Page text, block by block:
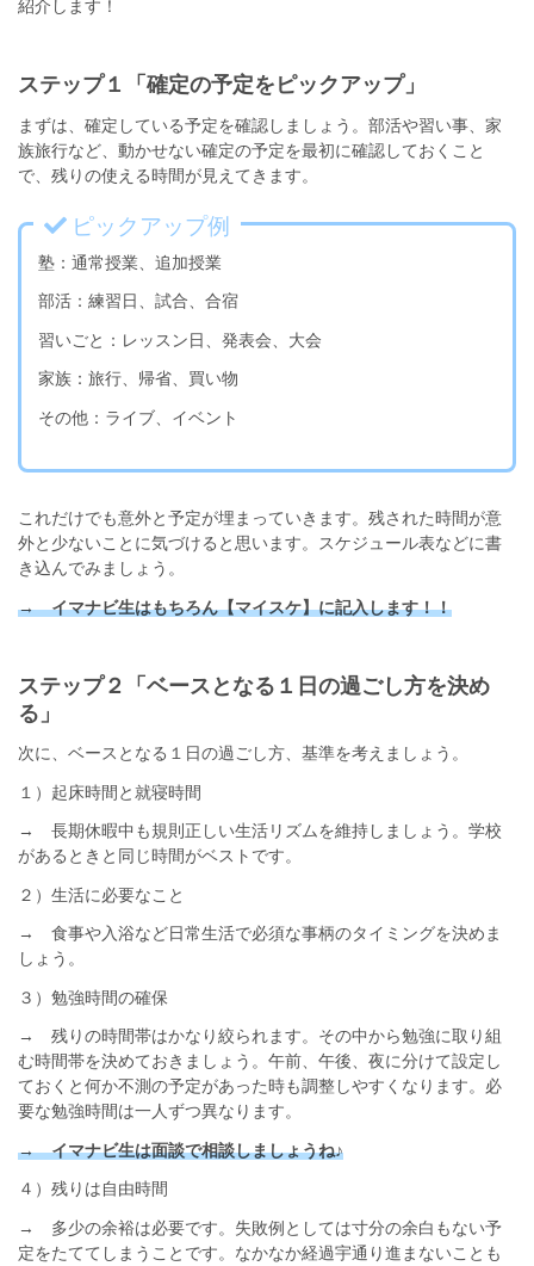
紹介します！
ステップ１「確定の予定をピックアップ」
まずは、確定している予定を確認しましょう。部活や習い事、家
族旅行など、動かせない確定の予定を最初に確認しておくこと
で、残りの使える時間が見えてきます。
ピックアップ例
塾：通常授業、追加授業
部活：練習日、試合、合宿
習いごと：レッスン日、発表会、大会
家族：旅行、帰省、買い物
その他：ライブ、イベント
これだけでも意外と予定が埋まっていきます。残された時間が意
外と少ないことに気づけると思います。スケジュール表などに書
き込んでみましょう。
→ イマナビ生はもちろん【マイスケ】に記入します！！
ステップ２「ベースとなる１日の過ごし方を決め
る」
次に、ベースとなる１日の過ごし方、基準を考えましょう。
１）起床時間と就寝時間
→ 長期休暇中も規則正しい生活リズムを維持しましょう。学校
があるときと同じ時間がベストです。
２）生活に必要なこと
→ 食事や入浴など日常生活で必須な事柄のタイミングを決めま
しょう。
３）勉強時間の確保
→ 残りの時間帯はかなり絞られます。その中から勉強に取り組
む時間帯を決めておきましょう。午前、午後、夜に分けて設定し
ておくと何か不測の予定があった時も調整しやすくなります。必
要な勉強時間は一人ずつ異なります。
→ イマナビ生は面談で相談しましょうね♪
４）残りは自由時間
→ 多少の余裕は必要です。失敗例としては寸分の余白もない予
定をたててしまうことです。なかなか経過宇通り進まないことも